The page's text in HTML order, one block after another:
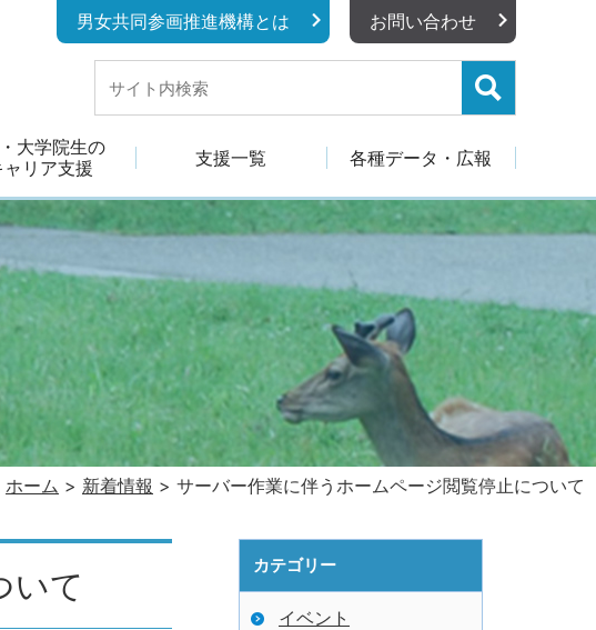
男女共同参画推進機構とは お問い合わせ
大学院生の
ャリア支援
支援一覧 各種データ・広報
ホーム > 新着情報 > サーバー作業に伴うホームページ閲覧停止について
いて
カテゴリー
イベント